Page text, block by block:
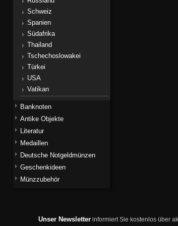
Schweiz
Spanien
Südafrika
Thailand
Tschechoslowakei
Türkei
USA
Vatikan
Banknoten
Antike Objekte
Literatur
Medaillen
Deutsche Notgeldmünzen
Geschenkideen
Münzzubehör
Unser Newsletterinformiert Sie kostenlos über